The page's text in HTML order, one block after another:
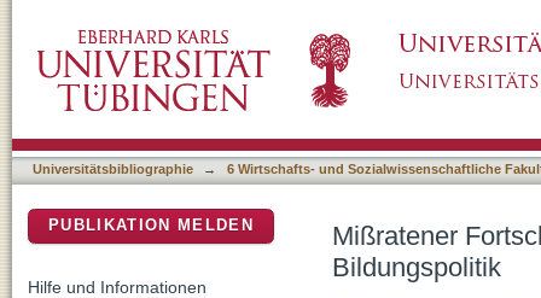
Universitätsbibliographie → 6 Wirtschafts- und Sozialwissenschaftliche
Mißratener
Bildungspolitik
PUBLIKATION MELDEN
Hilfe und Informationen